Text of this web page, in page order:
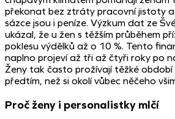
překonat bez ztráty pracovní jistoty
sázce jsou i peníze. Výzkum dat ze
ukázal, že u žen s těžším průběhem
poklesu výdělků až o 10 %. Tento
naplno projeví až tři až čtyři roky po
Ženy tak často prožívají těžké
předtím, než si okolí vůbec něčeho
Proč ženy i personalistky mlčí